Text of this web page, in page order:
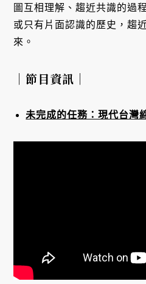
圖互相理解、趨近共識的
或只有片面認識的歷史，趨
來。
｜節目資訊｜
未完成的任務：現代台灣